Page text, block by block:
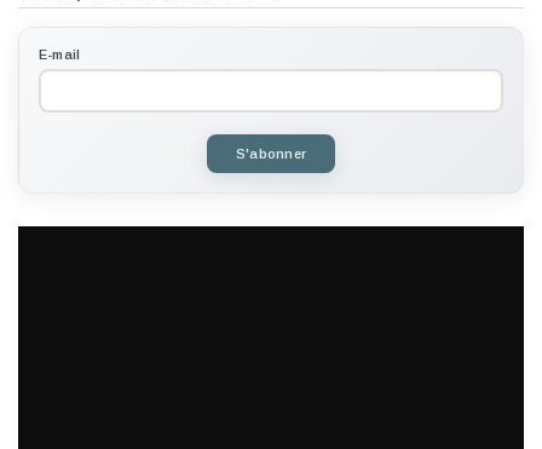
E-mail
S'abonner